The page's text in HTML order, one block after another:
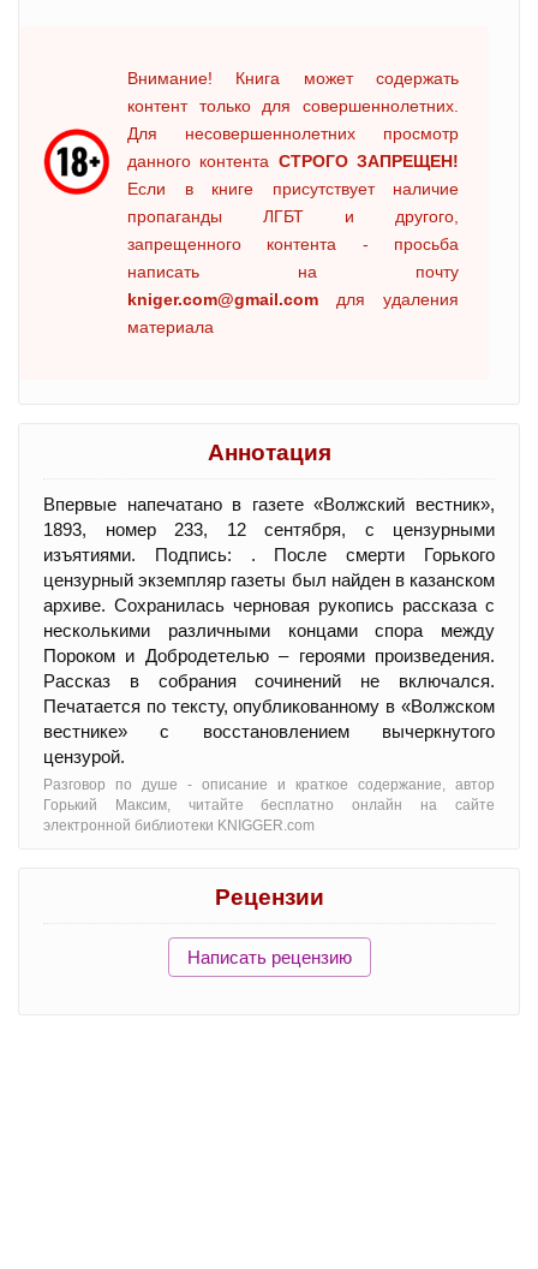
Внимание! Книга может содержать
контент только для совершеннолетних.
Для несовершеннолетних просмотр
данного контента СТРОГО ЗАПРЕЩЕН!
Если в книге присутствует наличие
пропаганды ЛГБТ и другого,
запрещенного контента - просьба
написать на почту
kniger.com@gmail.com для удаления
материала
Аннотация
Впервые напечатано в газете «Волжский вестник»,
1893, номер 233, 12 сентября, с цензурными
изъятиями. Подпись: . После смерти Горького
цензурный экземпляр газеты был найден в казанском
архиве. Сохранилась черновая рукопись рассказа с
несколькими различными концами спора между
Пороком и Добродетелью – героями произведения.
Рассказ в собрания сочинений не включался.
Печатается по тексту, опубликованному в «Волжском
вестнике» с восстановлением вычеркнутого
цензурой.
Разговор по душе - oписание и краткое содержание, автор
Горький Максим, читайте бесплатно онлайн на сайте
электронной библиотеки KNIGGER.com
Рецензии
Написать рецензию